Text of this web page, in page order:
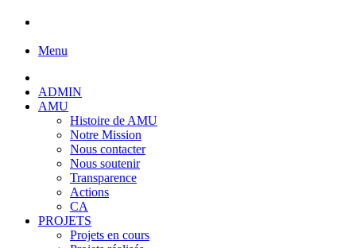
Menu
ADMIN
AMU
Histoire de AMU
Notre Mission
Nous contacter
Nous soutenir
Transparence
Actions
CA
PROJETS
Projets en cours